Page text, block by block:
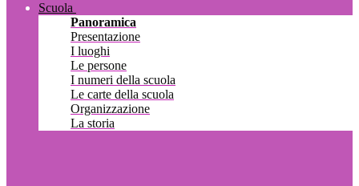
Scuola
Panoramica
Presentazione
I luoghi
Le persone
I numeri della scuola
Le carte della scuola
Organizzazione
La storia